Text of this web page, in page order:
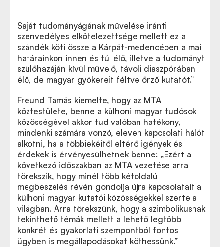
Saját tudományágának művelése iránti
szenvedélyes elkötelezettsége mellett ez a
szándék köti össze a Kárpát-medencében a mai
határainkon innen és túl élő, illetve a tudományt
szülőhazáján kívül művelő, távoli diaszpórában
élő, de magyar gyökereit féltve őrző kutatót.”
Freund Tamás kiemelte, hogy az MTA
köztestülete, benne a külhoni magyar tudósok
közösségével akkor tud valóban hatékony,
mindenki számára vonzó, eleven kapcsolati hálót
alkotni, ha a többiekéitől eltérő igények és
érdekek is érvényesülhetnek benne: „Ezért a
következő időszakban az MTA vezetése arra
törekszik, hogy minél több kétoldalú
megbeszélés révén gondolja újra kapcsolatait a
külhoni magyar kutatói közösségekkel szerte a
világban. Arra törekszünk, hogy a szimbolikusnak
tekinthető témák mellett a lehető legtöbb
konkrét és gyakorlati szempontból fontos
ügyben is megállapodásokat köthessünk.”